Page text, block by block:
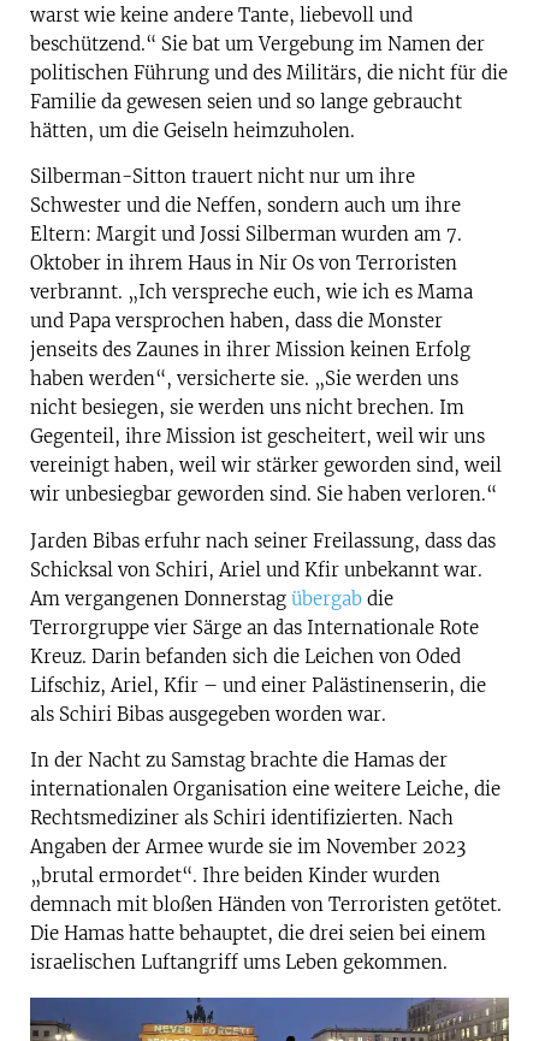
warst wie keine andere Tante, liebevoll und
beschützend.“ Sie bat um Vergebung im Namen der
politischen Führung und des Militärs, die nicht für die
Familie da gewesen seien und so lange gebraucht
hätten, um die Geiseln heimzuholen.
Silberman-Sitton trauert nicht nur um ihre
Schwester und die Neffen, sondern auch um ihre
Eltern: Margit und Jossi Silberman wurden am 7.
Oktober in ihrem Haus in Nir Os von Terroristen
verbrannt. „Ich verspreche euch, wie ich es Mama
und Papa versprochen haben, dass die Monster
jenseits des Zaunes in ihrer Mission keinen Erfolg
haben werden“, versicherte sie. „Sie werden uns
nicht besiegen, sie werden uns nicht brechen. Im
Gegenteil, ihre Mission ist gescheitert, weil wir uns
vereinigt haben, weil wir stärker geworden sind, weil
wir unbesiegbar geworden sind. Sie haben verloren.“
Jarden Bibas erfuhr nach seiner Freilassung, dass das
Schicksal von Schiri, Ariel und Kfir unbekannt war.
Am vergangenen Donnerstag übergab die
Terrorgruppe vier Särge an das Internationale Rote
Kreuz. Darin befanden sich die Leichen von Oded
Lifschiz, Ariel, Kfir – und einer Palästinenserin, die
als Schiri Bibas ausgegeben worden war.
In der Nacht zu Samstag brachte die Hamas der
internationalen Organisation eine weitere Leiche, die
Rechtsmediziner als Schiri identifizierten. Nach
Angaben der Armee wurde sie im November 2023
„brutal ermordet“. Ihre beiden Kinder wurden
demnach mit bloßen Händen von Terroristen getötet.
Die Hamas hatte behauptet, die drei seien bei einem
israelischen Luftangriff ums Leben gekommen.